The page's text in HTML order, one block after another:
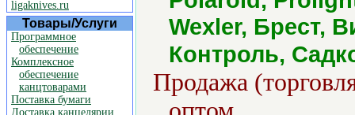
ligaknives.ru
Товары/Услуги
Программное
обеспечение
Комплексное
обеспечение
канцтоварами
Поставка бумаги
Доставка канцелярии
Wexler, Брест,
Контроль,
Продажа